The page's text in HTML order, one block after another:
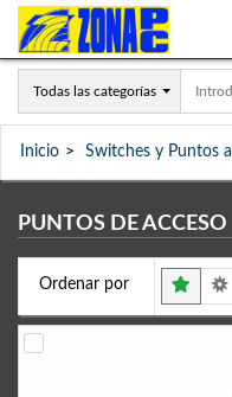
Todas las categorías
Inicio Switches y Puntos
PUNTOS DE ACCESO
Ordenar por